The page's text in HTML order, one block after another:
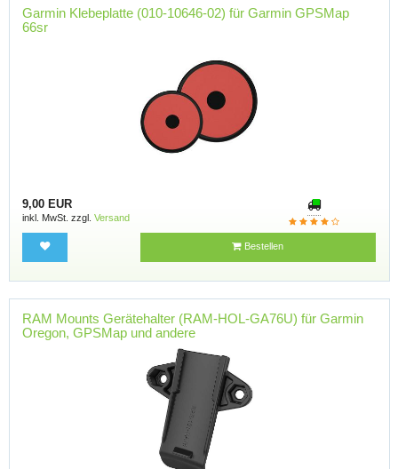
Garmin Klebeplatte (010-10646-02) für Garmin GPSMap
66sr
9,00 EUR
inkl. MwSt. zzgl. Versand
Bestellen
RAM Mounts Gerätehalter (RAM-HOL-GA76U) für Garmin
Oregon, GPSMap und andere